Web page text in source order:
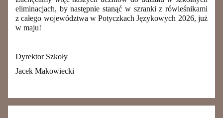
eliminacjach, by następnie stanąć w szranki z rówieśnikami
z całego województwa w Potyczkach Językowych 2026, już
w maju!
Dyrektor Szkoły
Jacek Makowiecki